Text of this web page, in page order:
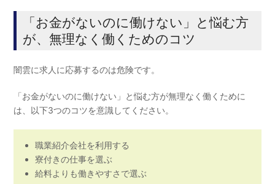
「お金がないのに働けない」と悩む方
が、無理なく働くためのコツ
闇雲に求人に応募するのは危険です。
「お金がないのに働けない」と悩む方が無理なく働くために
は、以下3つのコツを意識してください。
職業紹介会社を利用する
寮付きの仕事を選ぶ
給料よりも働きやすさで選ぶ